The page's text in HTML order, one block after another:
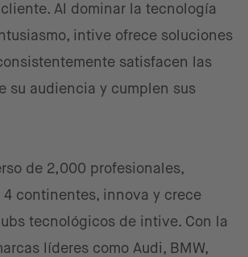
Al dominar la tecnología
intive ofrece soluciones
satisfacen las
su audiencia y cumplen sus
de 2,000 profesionales,
continentes, innova y crece
tecnológicos de intive. Con la
líderes como Audi, BMW,